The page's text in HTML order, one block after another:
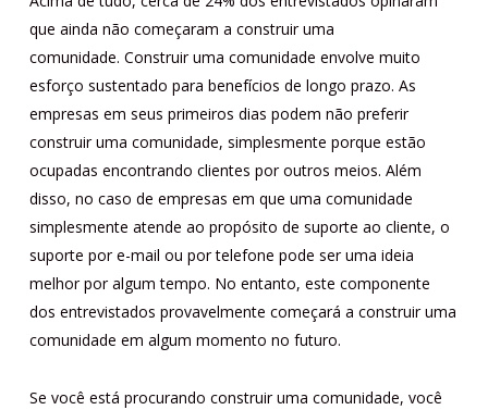
que ainda não começaram a construir uma
comunidade. Construir uma comunidade envolve muito
esforço sustentado para benefícios de longo prazo. As
empresas em seus primeiros dias podem não preferir
construir uma comunidade, simplesmente porque estão
ocupadas encontrando clientes por outros meios. Além
disso, no caso de empresas em que uma comunidade
simplesmente atende ao propósito de suporte ao cliente, o
suporte por e-mail ou por telefone pode ser uma ideia
melhor por algum tempo. No entanto, este componente
dos entrevistados provavelmente começará a construir uma
comunidade em algum momento no futuro.
Se você está procurando construir uma comunidade, você